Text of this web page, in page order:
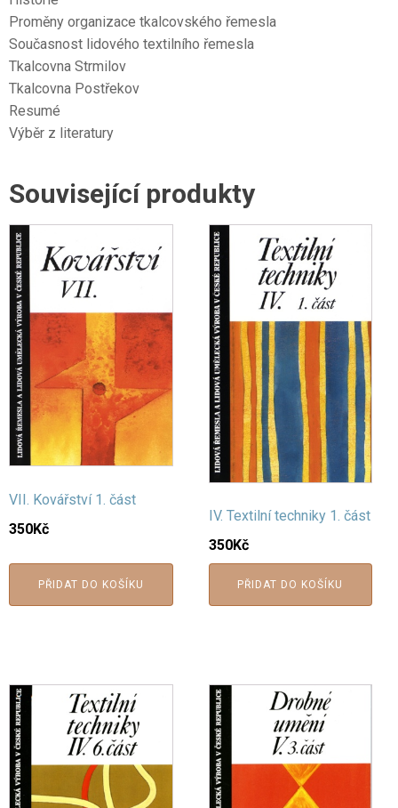
Proměny organizace tkalcovského řemesla
Současnost lidového textilního řemesla
Tkalcovna Strmilov
Tkalcovna Postřekov
Resumé
Výběr z literatury
Související produkty
VII. Kovářství 1. část
350Kč
PŘIDAT DO KOŠÍKU
IV. Textilní techniky 1. část
350Kč
PŘIDAT DO KOŠÍKU